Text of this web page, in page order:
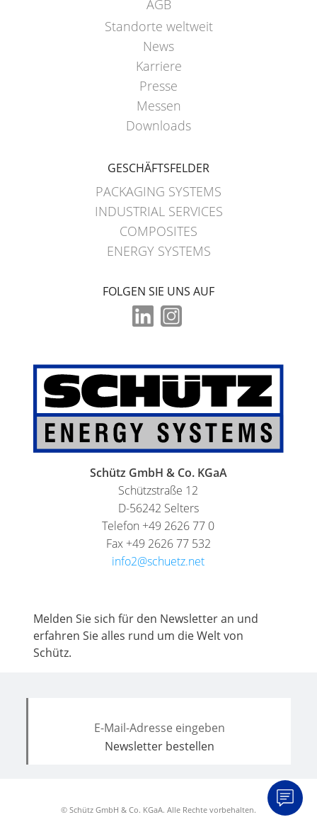
AGB
Standorte weltweit
News
Karriere
Presse
Messen
Downloads
GESCHÄFTSFELDER
PACKAGING SYSTEMS
INDUSTRIAL SERVICES
COMPOSITES
ENERGY SYSTEMS
FOLGEN SIE UNS AUF
Schütz GmbH & Co. KGaA
Schützstraße 12
D-56242 Selters
Telefon +49 2626 77 0
Fax +49 2626 77 532
info2@schuetz.net
Melden Sie sich für den Newsletter an und
erfahren Sie alles rund um die Welt von
Schütz.
© Schütz GmbH & Co. KGaA. Alle Rechte vorbehalten.